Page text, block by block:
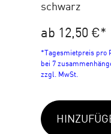
schwarz
ab 12,50 €*
*Tagesmietpreis pro
bei 7
zzgl. MwSt.